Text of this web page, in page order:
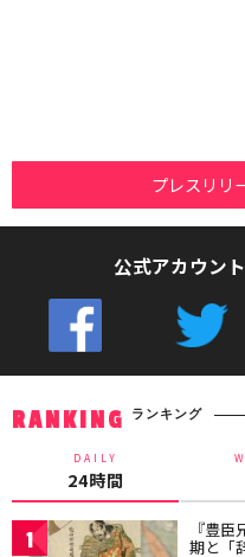
プレスリリ
公式アカウン
RANKING ランキング
DAILY
24時間
1 『豊
期と「